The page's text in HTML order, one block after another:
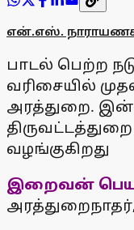
என்.எஸ்.
பாடல் பெற்ற
வரிசையில்
அரத்துறை.
வழங்குகிறது
இறைவன்
அரத்துறைநாதர்